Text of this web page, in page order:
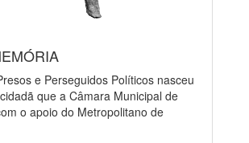
e Perseguidos Políticos nasceu
que a Câmara Municipal de
o apoio do Metropolitano de